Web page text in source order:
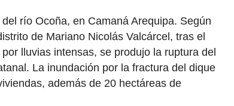
río Ocoña, en Camaná Arequipa. Según
de Mariano Nicolás Valcárcel, tras el
lluvias intensas, se produjo la ruptura del
La inundación por la fractura del dique
además de 20 hectáreas de